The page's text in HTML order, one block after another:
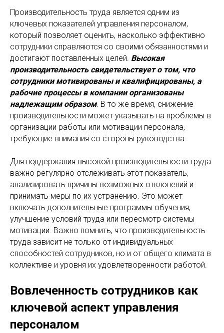
Производительность труда является одним из
ключевых показателей управления персоналом,
который позволяет оценить, насколько эффективно
сотрудники справляются со своими обязанностями и
достигают поставленных целей. Высокая
производительность свидетельствует о том, что
сотрудники мотивированы и квалифицированы, а
рабочие процессы в компании организованы
надлежащим образом. В то же время, снижение
производительности может указывать на проблемы в
организации работы или мотивации персонала,
требующие внимания со стороны руководства.
Для поддержания высокой производительности труда
важно регулярно отслеживать этот показатель,
анализировать причины возможных отклонений и
принимать меры по их устранению. Это может
включать дополнительные программы обучения,
улучшение условий труда или пересмотр системы
мотивации. Важно помнить, что производительность
труда зависит не только от индивидуальных
способностей сотрудников, но и от общего климата в
коллективе и уровня их удовлетворенности работой.
Вовлеченность сотрудников как
ключевой аспект управления
персоналом